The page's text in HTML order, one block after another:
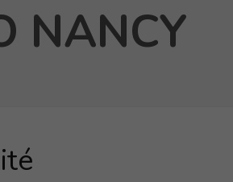
NANCY